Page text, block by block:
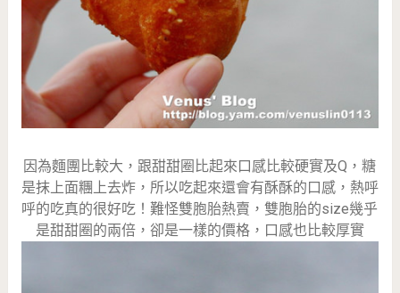
因為麵團比較大，跟甜甜圈比起來口感比較硬實及Q，糖
是抹上面糰上去炸，所以吃起來還會有酥酥的口感，熱呼
呼的吃真的很好吃！難怪雙胞胎熱賣，雙胞胎的size幾乎
是甜甜圈的兩倍，卻是一樣的價格，口感也比較厚實